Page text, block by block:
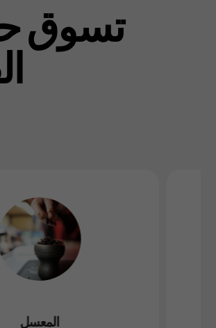
تسوق
المعسل